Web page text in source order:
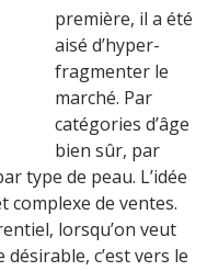
première, il a été
aisé d’hyper-
fragmenter le
marché. Par
catégories d’âge
bien sûr, par
type de peau. L’idée
complexe de ventes.
lorsqu’on veut
c’est vers le